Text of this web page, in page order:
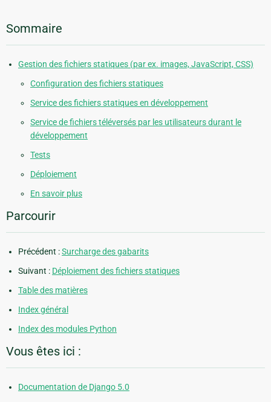
Sommaire
Gestion des fichiers statiques (par ex. images, JavaScript, CSS)
Configuration des fichiers statiques
Service des fichiers statiques en développement
Service de fichiers téléversés par les utilisateurs durant le
développement
Tests
Déploiement
En savoir plus
Parcourir
Précédent :Surcharge des gabarits
Suivant : Déploiement des fichiers statiques
Table des matières
Index général
Index des modules Python
Vous êtes ici :
Documentation de Django 5.0